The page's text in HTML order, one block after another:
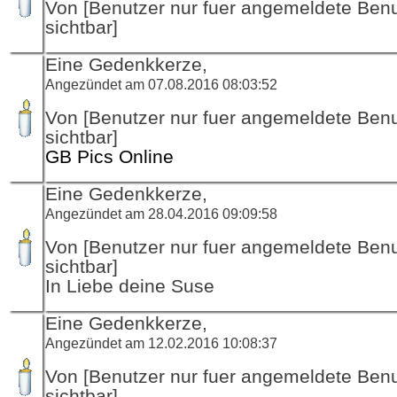
Von [Benutzer nur fuer angemeldete
sichtbar]
Eine Gedenkkerze,
Angezündet am 07.08.2016 08:03:52
Von [Benutzer nur fuer angemeldete
sichtbar]
GB Pics Online
Eine Gedenkkerze,
Angezündet am 28.04.2016 09:09:58
Von [Benutzer nur fuer angemeldete
sichtbar]
In Liebe deine Suse
Eine Gedenkkerze,
Angezündet am 12.02.2016 10:08:37
Von [Benutzer nur fuer angemeldete